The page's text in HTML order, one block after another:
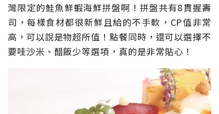
灣限定的鮭魚鮮蝦海鮮拼盤啊！拼盤共有8貫握壽
司，每樣食材都很新鮮且給的不手軟，CP值非常
高，可以說是物超所值！點餐同時，還可以選擇不
要哇沙米、醋飯少等選項，真的是非常貼心！